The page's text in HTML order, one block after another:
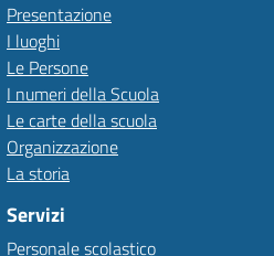
Presentazione
I luoghi
Le Persone
I numeri della Scuola
Le carte della scuola
Organizzazione
La storia
Servizi
Personale scolastico